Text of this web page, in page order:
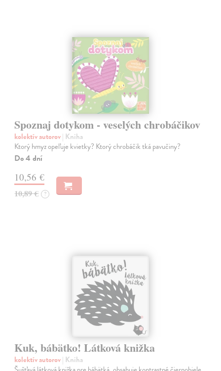
Spoznaj dotykom - veselých chrobáčikov
kolektív autorov| Kniha
Ktorý hmyz opeľuje kvietky? Ktorý chrobáčik tká pavučiny?
Do 4 dní
10,56 €
10,89 € ?
Kuk, bábätko! Látková knižka
kolektív autorov| Kniha